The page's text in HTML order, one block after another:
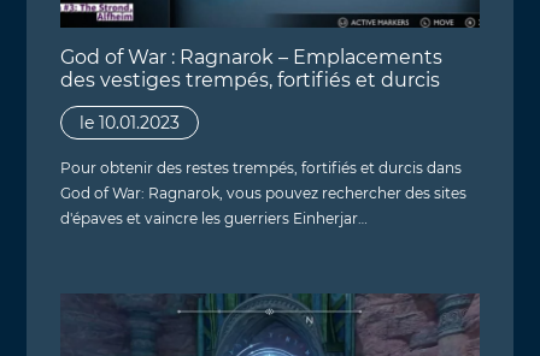
God of War : Ragnarok – Emplacements
des vestiges trempés, fortifiés et durcis
le 10.01.2023
Pour obtenir des restes trempés, fortifiés et durcis dans
God of War: Ragnarok, vous pouvez rechercher des sites
d'épaves et vaincre les guerriers Einherjar…